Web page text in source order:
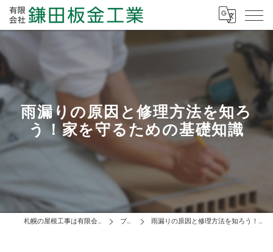
雨漏りの原因と修理方法を知ろ
う！家を守るための基礎知識
札幌の屋根工事は有限会社鎌田板金工業 ブログ 雨漏りの原因と修理方法を知ろう！家を守るための基礎知識